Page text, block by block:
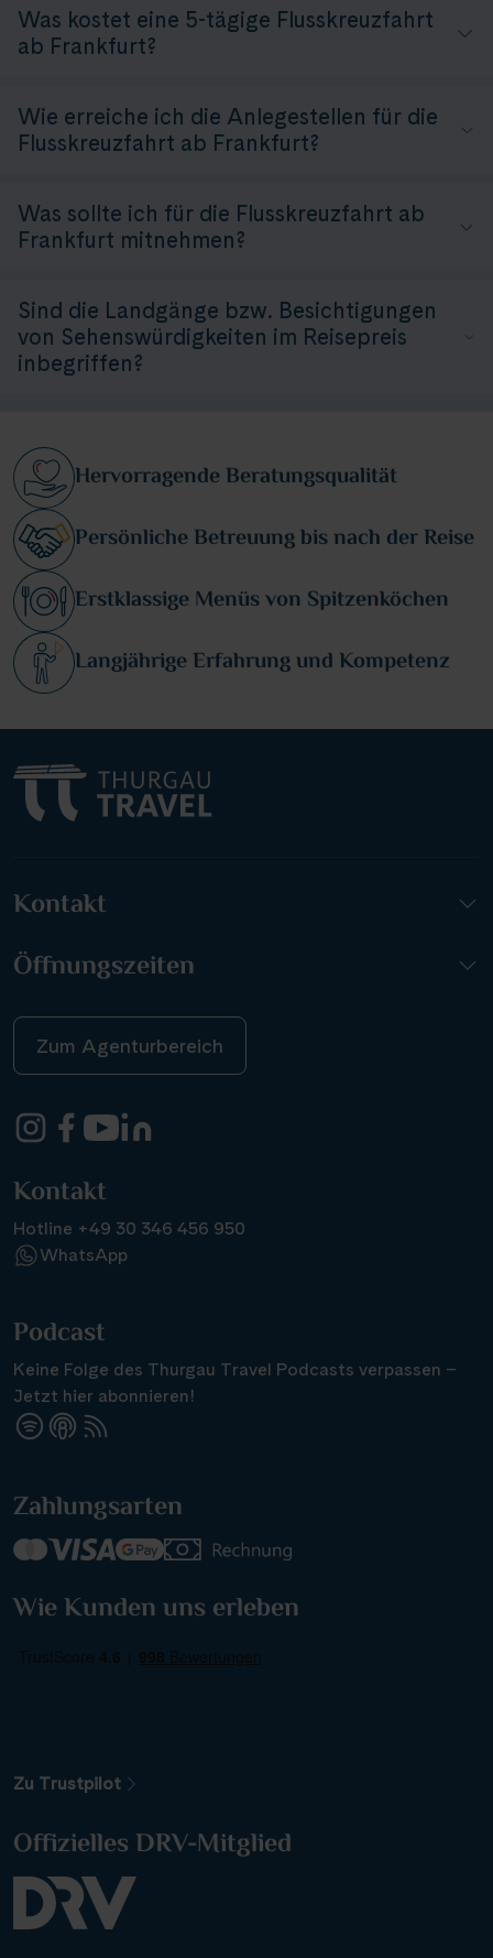
Was kostet eine 5-tägige Flusskreuzfahrt
ab Frankfurt?
Wie erreiche ich die Anlegestellen für die
Flusskreuzfahrt ab Frankfurt?
Was sollte ich für die Flusskreuzfahrt ab
Frankfurt mitnehmen?
Sind die Landgänge bzw. Besichtigungen
von Sehenswürdigkeiten im Reisepreis
inbegriffen?
Hervorragende Beratungsqualität
Persönliche Betreuung bis nach der Reise
Erstklassige Menüs von Spitzenköchen
Langjährige Erfahrung und Kompetenz
Kontakt
Öffnungszeiten
Zum Agenturbereich
Kontakt
Hotline +49 30 346 456 950
WhatsApp
Podcast
Keine Folge des Thurgau Travel Podcasts verpassen –
Jetzt hier abonnieren!
Zahlungsarten
Wie Kunden uns erleben
Zu Trustpilot
Offizielles DRV-Mitglied
Suchen & Buchen
Reisezeitraum
Reisethema
Alle Sehenswürdigkeiten